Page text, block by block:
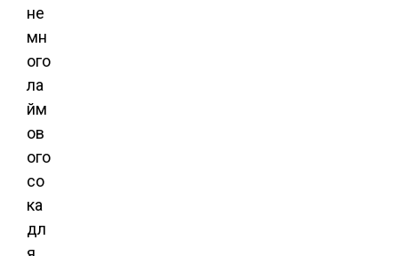
не
мн
ого
ла
йм
ов
ого
со
ка
дл